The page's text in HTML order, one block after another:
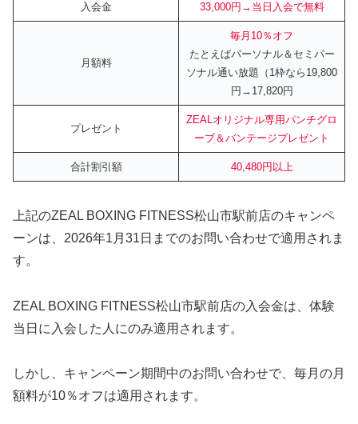
入会金 33,000円→当日入会で無料
月額料
毎月10％オフ
たとえばパーソナル＆セミパー
ソナル通い放題（1枠なら19,800
円→17,820円
プレゼント
ZEALオリジナル専用パンチグロ
ーブ＆バンテージプレゼント
合計割引額 40,480円 以上
上記のZEAL BOXING FITNESS松山市駅前店のキャンペ
ーンは、2026年1月31日までのお問い合わせで適用されま
す。
ZEAL BOXING FITNESS松山市駅前店の入会金は、体験
当日に入会した人にのみ適用されます。
しかし、キャンペーン期間中のお問い合わせで、毎月の月
額料が10％オフは適用されます。